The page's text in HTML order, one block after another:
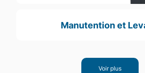
Manutention et
Voir plus